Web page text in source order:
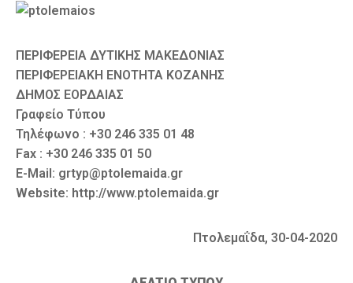
ΠΕΡΙΦΕΡΕΙΑ ΔΥΤΙΚΗΣ ΜΑΚΕΔΟΝΙΑΣ
ΠΕΡΙΦΕΡΕΙΑΚΗ ΕΝΟΤΗΤΑ ΚΟΖΑΝΗΣ
ΔΗΜΟΣ ΕΟΡΔΑΙΑΣ
Γραφείο Τύπου
Τηλέφωνο : +30 246 335 01 48
Fax : +30 246 335 01 50
E-Mail: grtyp@ptolemaida.gr
Website: http://www.ptolemaida.gr
Πτολεμαΐδα, 30-04-2020